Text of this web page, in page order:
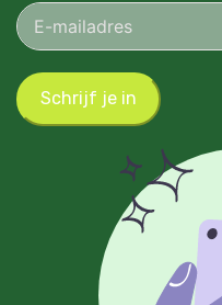
Schrijf je in